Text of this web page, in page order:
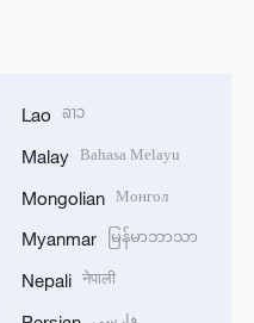
Lao ລາວ
Malay Bahasa Melayu
Mongolian Монгол
Myanmar မြန်မာဘာသာ
Nepali नेपाली